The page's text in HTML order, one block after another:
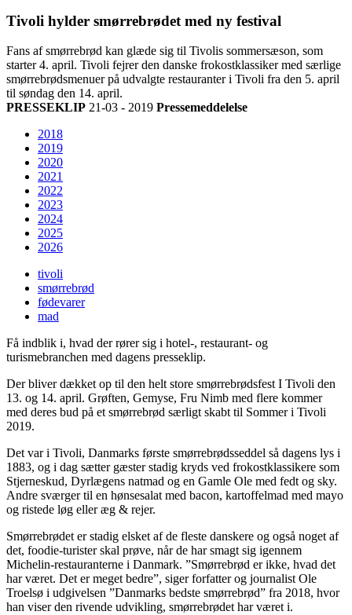
Tivoli hylder smørrebrødet med ny festival
Fans af smørrebrød kan glæde sig til Tivolis sommersæson, som
starter 4. april. Tivoli fejrer den danske frokostklassiker med særlige
smørrebrødsmenuer på udvalgte restauranter i Tivoli fra den 5. april
til søndag den 14. april.
PRESSEKLIP 21-03 - 2019 Pressemeddelelse
2018
2019
2020
2021
2022
2023
2024
2025
2026
tivoli
smørrebrød
fødevarer
mad
Få indblik i, hvad der rører sig i hotel-, restaurant- og
turismebranchen med dagens presseklip.
Der bliver dækket op til den helt store smørrebrødsfest I Tivoli den
13. og 14. april. Grøften, Gemyse, Fru Nimb med flere kommer
med deres bud på et smørrebrød særligt skabt til Sommer i Tivoli
2019.
Det var i Tivoli, Danmarks første smørrebrødsseddel så dagens lys i
1883, og i dag sætter gæster stadig kryds ved frokostklassikere som
Stjerneskud, Dyrlægens natmad og en Gamle Ole med fedt og sky.
Andre sværger til en hønsesalat med bacon, kartoffelmad med mayo
og ristede løg eller æg & rejer.
Smørrebrødet er stadig elsket af de fleste danskere og også noget af
det, foodie-turister skal prøve, når de har smagt sig igennem
Michelin-restauranterne i Danmark. ”Smørrebrød er ikke, hvad det
har været. Det er meget bedre”, siger forfatter og journalist Ole
Troelsø i udgivelsen ”Danmarks bedste smørrebrød” fra 2018, hvor
han viser den rivende udvikling, smørrebrødet har været i.